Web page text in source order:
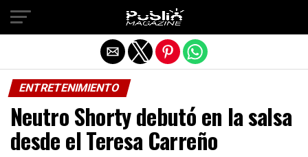
ENTRETENIMIENTO
Neutro Shorty debutó en la salsa
desde el Teresa Carreño
Salir de la versión móvil